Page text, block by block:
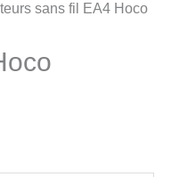
sans fil EA4 Hoco